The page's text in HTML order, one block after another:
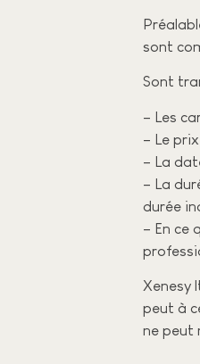
sont
Sont
– Les
– Le
– La
– La
durée
– En ce
Xenesy
peut à
ne peut